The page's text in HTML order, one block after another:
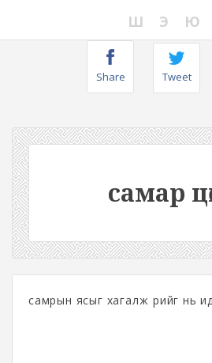
Ш
Э Ю
Share Tweet
самар
самрын ясыг хагалж үрийг нь